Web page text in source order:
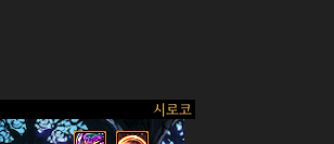
시로코